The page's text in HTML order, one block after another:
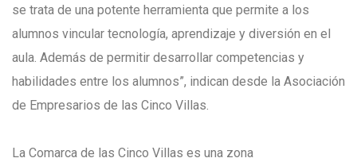
se trata de una potente herramienta que permite a los
alumnos vincular tecnología, aprendizaje y diversión en el
aula. Además de permitir desarrollar competencias y
habilidades entre los alumnos”, indican desde la Asociación
de Empresarios de las Cinco Villas.
La Comarca de las Cinco Villas es una zona